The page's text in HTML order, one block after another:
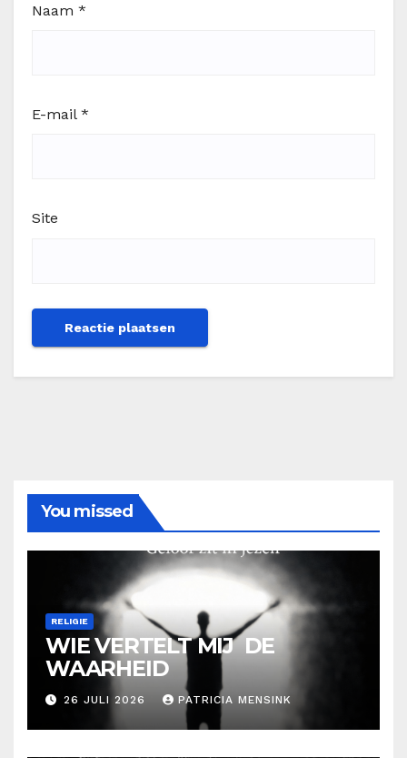
Naam *
E-mail *
Site
You missed
RELIGIE
WIE VERTELT MIJ DE
WAARHEID
26 JULI 2026 PATRICIA MENSINK